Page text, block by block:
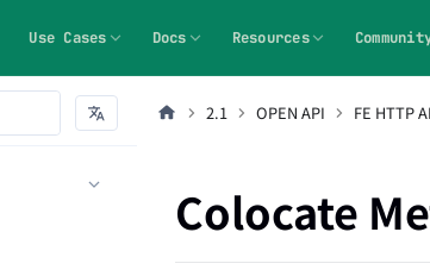
Use Cases Docs Resources
2.1 OPEN API FE HTTP
Colocate